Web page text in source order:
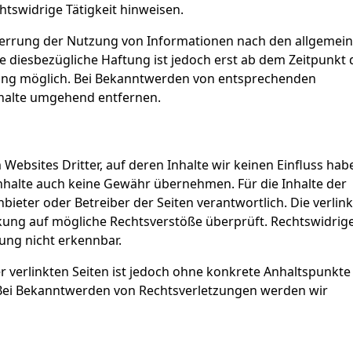
Tätigkeit hinweisen.
der Nutzung von Informationen nach den
diesbezügliche Haftung ist jedoch erst ab dem Zeitpunkt
möglich. Bei Bekanntwerden von entsprechenden
umgehend entfernen.
Dritter, auf deren Inhalte wir keinen Einfluss
auch keine Gewähr übernehmen. Für die Inhalte der
oder Betreiber der Seiten verantwortlich. Die
auf mögliche Rechtsverstöße überprüft.
nicht erkennbar.
verlinkten Seiten ist jedoch ohne konkrete Anhaltspunkte
Bekanntwerden von Rechtsverletzungen werden wir